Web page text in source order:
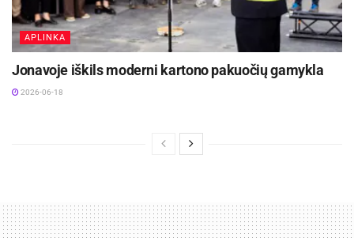
APLINKA
Jonavoje iškils moderni kartono pakuočių gamykla
2026-06-18